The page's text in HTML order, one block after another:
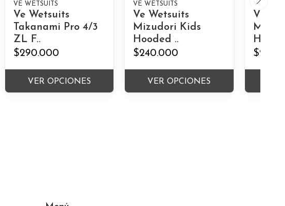
VE WETSUITS
Ve Wetsuits
Takanami Pro 4/3
ZL F..
$290.000
VER OPCIONES
VE WETSUITS
Ve Wetsuits
Mizudori Kids
Hooded ..
$240.000
VER OPCIONES
VE
Ve